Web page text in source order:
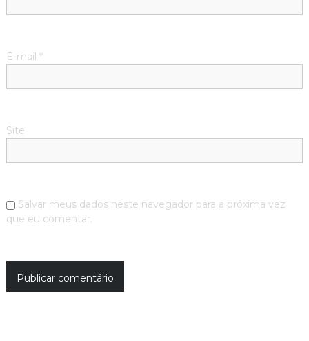
E-mail *
Site
Salvar meus dados neste navegador para a próxima vez
que eu comentar.